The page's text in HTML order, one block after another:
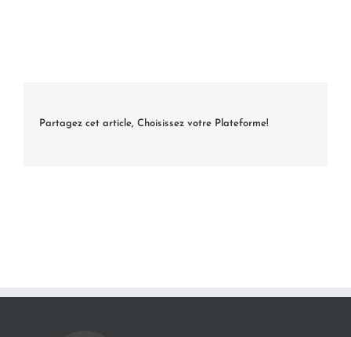
Partagez cet article, Choisissez votre Plateforme!